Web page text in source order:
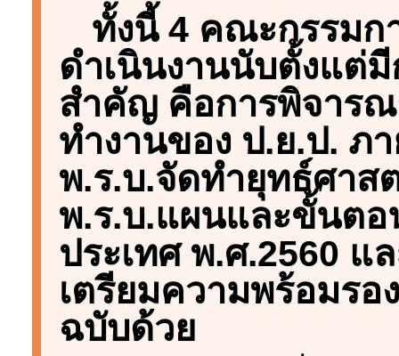
ทั้งนี้ 4 คณะกรรมก
ดำเนินงานนับตั้งแต่มี
สำคัญ คือการพิจาร
ทำงานของ ป.ย.ป. ภ
พ.ร.บ.จัดทำยุทธ์ศาส
พ.ร.บ.แผนและขั้นตอ
ประเทศ พ.ศ.2560 แ
เตรียมความพร้อมร
ฉบับด้วย